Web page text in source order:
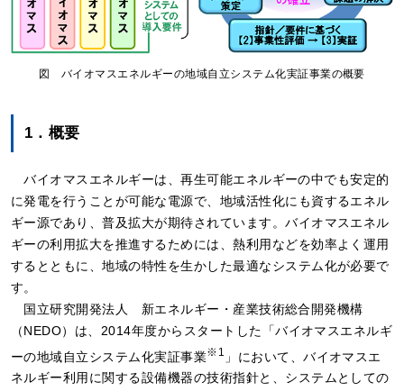
図 バイオマスエネルギーの地域自立システム化実証事業の概要
1．概要
バイオマスエネルギーは、再生可能エネルギーの中でも安定的
に発電を行うことが可能な電源で、地域活性化にも資するエネル
ギー源であり、普及拡大が期待されています。バイオマスエネル
ギーの利用拡大を推進するためには、熱利用などを効率よく運用
するとともに、地域の特性を生かした最適なシステム化が必要で
す。
国立研究開発法人 新エネルギー・産業技術総合開発機構
（NEDO）は、2014年度からスタートした「バイオマスエネルギ
ーの地域自立システム化実証事業※1
」において、バイオマスエ
ネルギー利用に関する設備機器の技術指針と、システムとしての